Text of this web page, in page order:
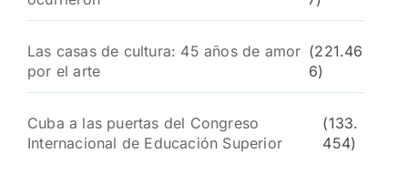
Las casas de cultura: 45 años de amor
por el arte
(221.46
6)
Cuba a las puertas del Congreso
Internacional de Educación Superior
(133.
454)